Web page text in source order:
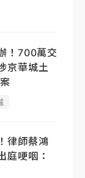
！700萬交
京華城土
律師蔡鴻
哽咽：